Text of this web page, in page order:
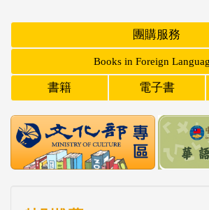
團購服務
Books in Foreign
書籍 電子書